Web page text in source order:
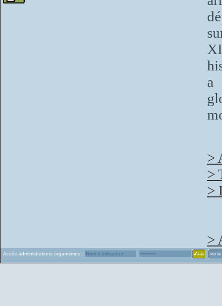
a
>
>
>
>
Accès administrations organismes :